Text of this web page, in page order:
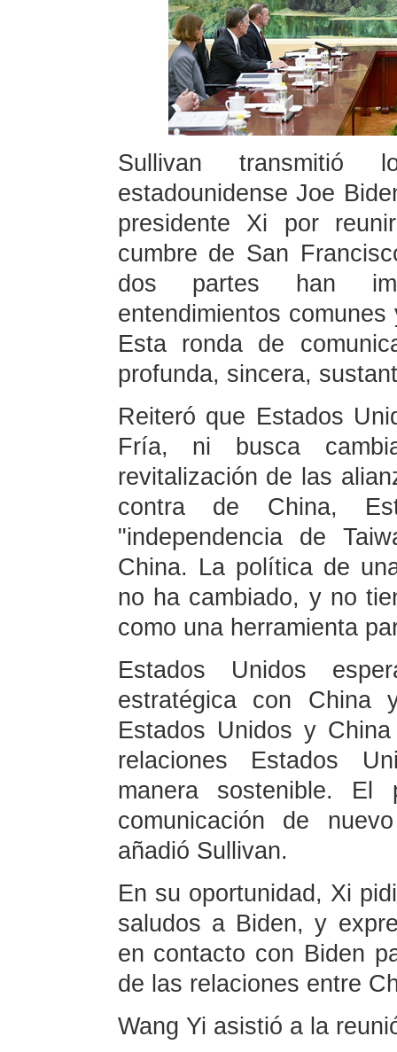
Sullivan transmitió
estadounidense Joe
presidente Xi por
cumbre de San
dos partes han
entendimientos
Esta ronda de
profunda, sincera,
Reiteró que Estados
Fría, ni busca
revitalización de las
contra de China,
"independencia de
China. La política de
no ha cambiado, y no
como una herramienta
Estados Unidos
estratégica con China
Estados Unidos y
relaciones Estados
manera sostenible. El
comunicación de
añadió Sullivan.
En su oportunidad, Xi
saludos a Biden, y
en contacto con Biden
de las relaciones entre
Wang Yi asistió a la